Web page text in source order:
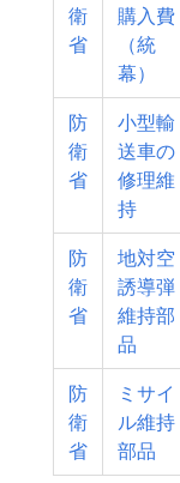
衛
省
購入費
（統
幕）
防
衛
省
小型輸
送車の
修理維
持
防
衛
省
地対空
誘導弾
維持部
品
防
衛
省
ミサイ
ル維持
部品